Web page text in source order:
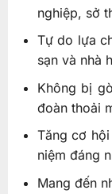
nghiệp, sở
Tự do lựa
sạn và nhà
Không bị
đoàn thoải
Tăng cơ
niệm đáng
Mang đến